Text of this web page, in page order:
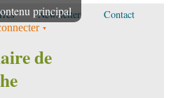
principal
Newsletter Contact
de